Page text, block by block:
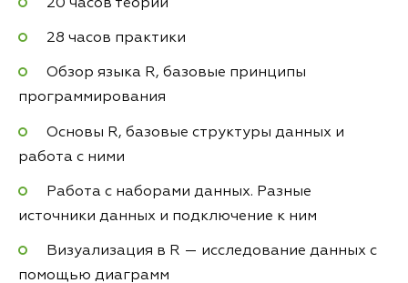
20 часов теории
28 часов практики
Обзор языка R, базовые принципы
программирования
Основы R, базовые структуры данных и
работа с ними
Работа с наборами данных. Разные
источники данных и подключение к ним
Визуализация в R — исследование данных с
помощью диаграмм